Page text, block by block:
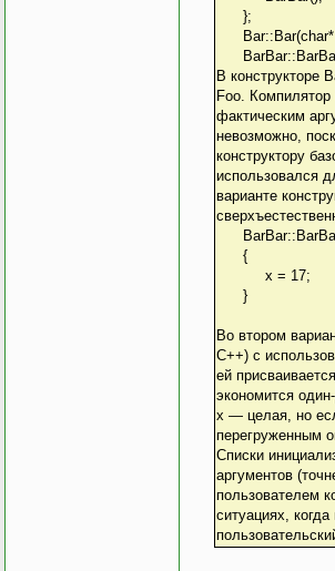
};
Bar::Bar(char*
BarBar::BarBar
В конструкторе
Foo. Компилятор
фактическим
невозможно,
конструктору
использовался
варианте
{
x = 17;
}
Во втором
C++) с
ей
экономится
х — целая, но
перегруженным
Списки
аргументов
пользователем
ситуациях,